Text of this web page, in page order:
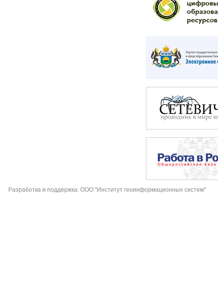
Разработка и поддержка: ООО "Институт геоинформационных систем"